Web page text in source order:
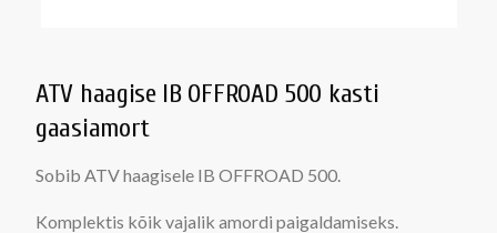
ATV haagise IB OFFROAD 500 kasti
gaasiamort
Sobib ATV haagisele IB OFFROAD 500.
Komplektis kõik vajalik amordi paigaldamiseks.